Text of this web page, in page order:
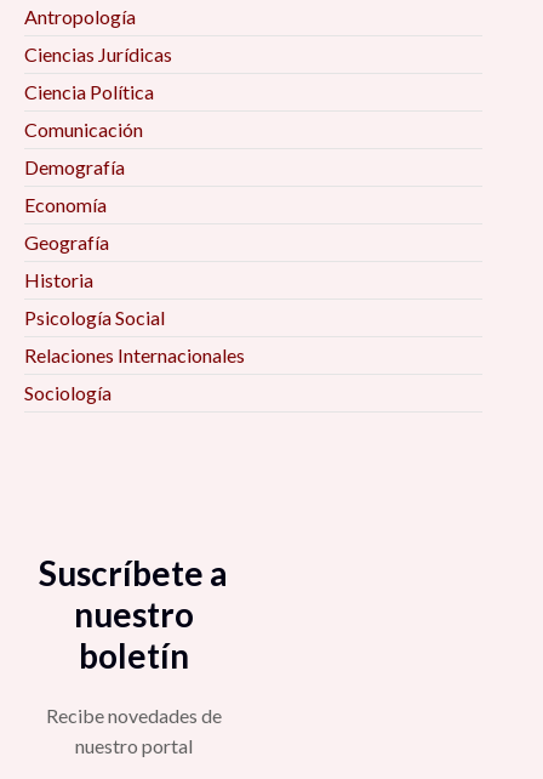
Antropología
Ciencias Jurídicas
Ciencia Política
Comunicación
Demografía
Economía
Geografía
Historia
Psicología Social
Relaciones Internacionales
Sociología
Suscríbete a
nuestro
boletín
Recibe novedades de
nuestro portal